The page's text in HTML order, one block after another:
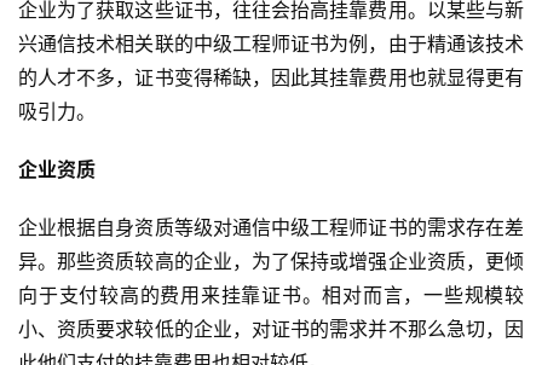
企业为了获取这些证书，往往会抬高挂靠费用。以某些与新
兴通信技术相关联的中级工程师证书为例，由于精通该技术
的人才不多，证书变得稀缺，因此其挂靠费用也就显得更有
吸引力。
企业资质
企业根据自身资质等级对通信中级工程师证书的需求存在差
异。那些资质较高的企业，为了保持或增强企业资质，更倾
向于支付较高的费用来挂靠证书。相对而言，一些规模较
小、资质要求较低的企业，对证书的需求并不那么急切，因